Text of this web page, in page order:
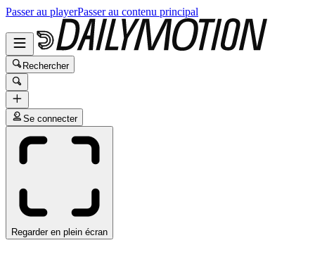
Passer au playerPasser au contenu principal
Rechercher
Se connecter
Regarder en plein écran